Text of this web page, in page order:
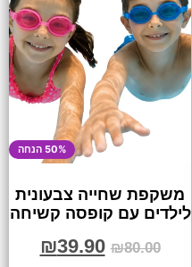
50% הנחה
משקפת שחייה צבעונית
לילדים עם קופסה קשיחה
₪80.00
₪39.90